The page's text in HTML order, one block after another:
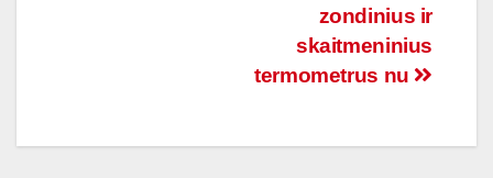
zondinius ir
skaitmeninius
termometrus nu